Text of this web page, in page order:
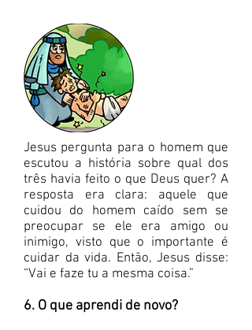
Jesus pergunta para o homem que
escutou a história sobre qual dos
três havia feito o que Deus quer? A
resposta era clara: aquele que
cuidou do homem caído sem se
preocupar se ele era amigo ou
inimigo, visto que o importante é
cuidar da vida. Então, Jesus disse:
“Vai e faze tu a mesma coisa.”
6. O que aprendi de novo?